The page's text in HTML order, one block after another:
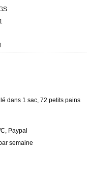
dans 1 sac, 72 petits pains
Paypal
semaine